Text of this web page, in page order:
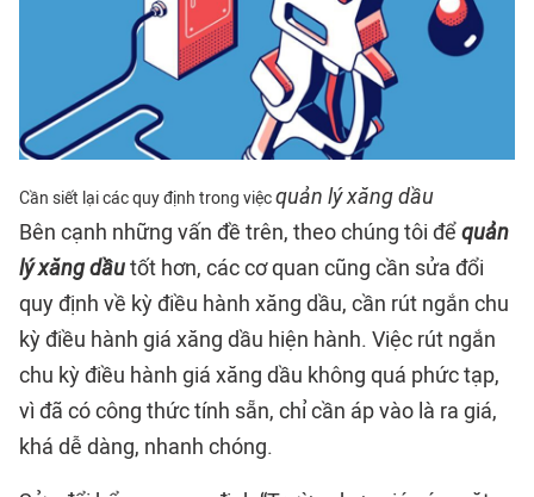
Cần siết lại các quy định trong việcquản lý xăng dầu
Bên cạnh những vấn đề trên, theo chúng tôi đểquản
lý xăng dầutốt hơn, các cơ quan cũng cần sửa đổi
quy định về kỳ điều hành xăng dầu, cần rút ngắn chu
kỳ điều hành giá xăng dầu hiện hành. Việc rút ngắn
chu kỳ điều hành giá xăng dầu không quá phức tạp,
vì đã có công thức tính sẵn, chỉ cần áp vào là ra giá,
khá dễ dàng, nhanh chóng.